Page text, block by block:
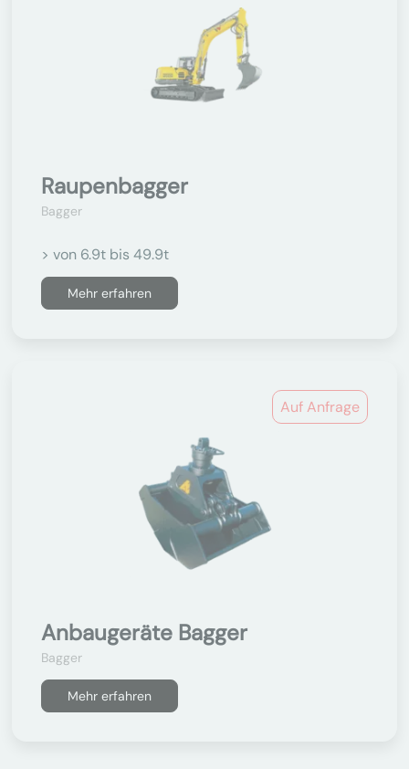
Raupenbagger
Bagger
> von 6.9t bis 49.9t
Mehr erfahren
Auf Anfrage
Anbaugeräte Bagger
Bagger
Mehr erfahren